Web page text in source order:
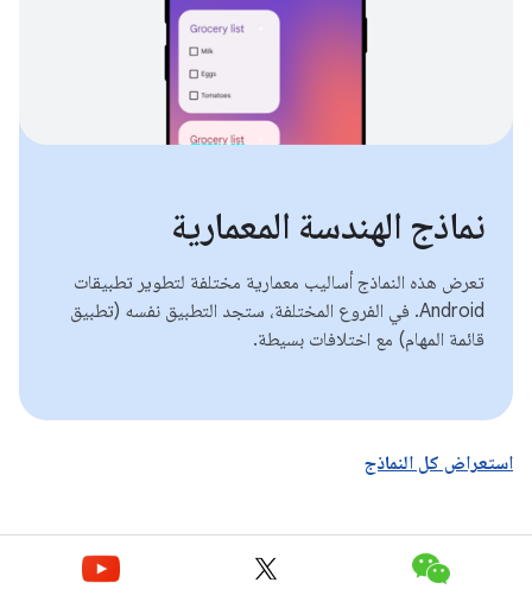
نماذج الهندسة المعمارية
تعرض هذه النماذج أساليب معمارية مختلفة لتطوير تطبيقات
Android. في الفروع المختلفة، ستجد التطبيق نفسه (تطبيق
قائمة المهام) مع اختلافات بسيطة.
استعراض كل النماذج